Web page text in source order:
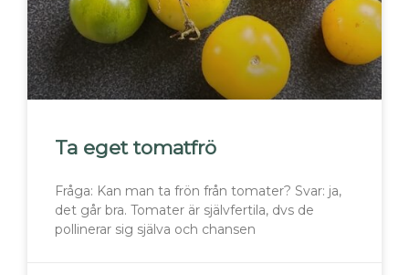
Ta eget tomatfrö
Fråga: Kan man ta frön från tomater? Svar: ja,
det går bra. Tomater är självfertila, dvs de
pollinerar sig själva och chansen